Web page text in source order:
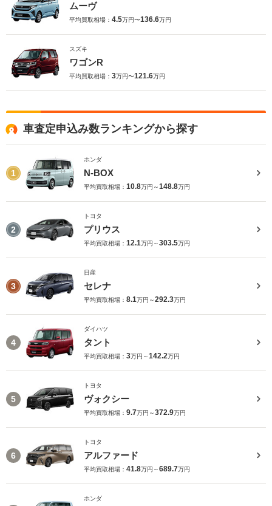
ムーヴ
平均買取相場： 4.5万円〜136.6万円
スズキ
ワゴンR
平均買取相場： 3万円〜121.6万円
車査定申込み数ランキングから探す
1
ホンダ
N-BOX
平均買取相場： 10.8万円～148.8万円
2
トヨタ
プリウス
平均買取相場： 12.1万円～303.5万円
3
日産
セレナ
平均買取相場： 8.1万円～292.3万円
4
ダイハツ
タント
平均買取相場： 3万円～142.2万円
5
トヨタ
ヴォクシー
平均買取相場： 9.7万円～372.9万円
6
トヨタ
アルファード
平均買取相場： 41.8万円～689.7万円
ホンダ